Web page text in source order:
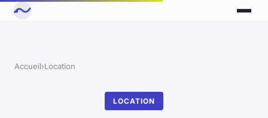
Accueil›Location
LOCATION